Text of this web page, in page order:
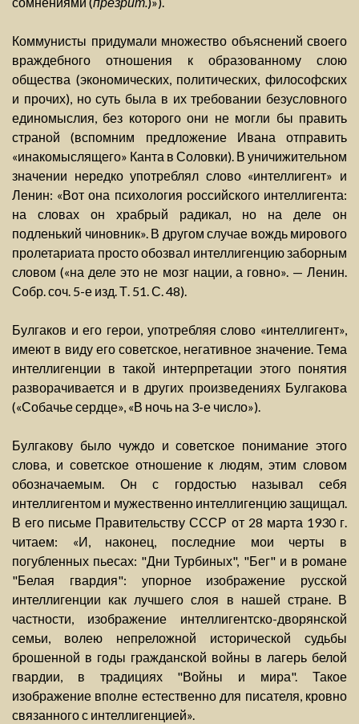
Коммунисты придумали множество объяснений своего
враждебного отношения к образованному слою
общества (экономических, политических, философских
и прочих), но суть была в их требовании безусловного
единомыслия, без которого они не могли бы править
страной (вспомним предложение Ивана отправить
«инакомыслящего» Канта в Соловки). В уничижительном
значении нередко употреблял слово «интеллигент» и
Ленин: «Вот она психология российского интеллигента:
на словах он храбрый радикал, но на деле он
подленький чиновник». В другом случае вождь мирового
пролетариата просто обозвал интеллигенцию заборным
словом («на деле это не мозг нации, а говно». — Ленин.
Собр. соч. 5-е изд. Т. 51. С. 48).
Булгаков и его герои, употребляя слово «интеллигент»,
имеют в виду его советское, негативное значение. Тема
интеллигенции в такой интерпретации этого понятия
разворачивается и в других произведениях Булгакова
(«Собачье сердце», «В ночь на 3-е число»).
Булгакову было чуждо и советское понимание этого
слова, и советское отношение к людям, этим словом
обозначаемым. Он с гордостью называл себя
интеллигентом и мужественно интеллигенцию защищал.
В его письме Правительству СССР от 28 марта 1930 г.
читаем: «И, наконец, последние мои черты в
погубленных пьесах: "Дни Турбиных", "Бег" и в романе
"Белая гвардия": упорное изображение русской
интеллигенции как лучшего слоя в нашей стране. В
частности, изображение интеллигентско-дворянской
семьи, волею непреложной исторической судьбы
брошенной в годы гражданской войны в лагерь белой
гвардии, в традициях "Войны и мира". Такое
изображение вполне естественно для писателя, кровно
связанного с интеллигенцией».